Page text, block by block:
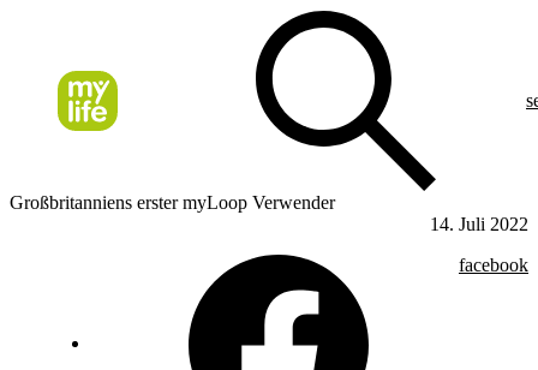
Großbritanniens erster myLoop Verwender
14. Juli 2022
facebook